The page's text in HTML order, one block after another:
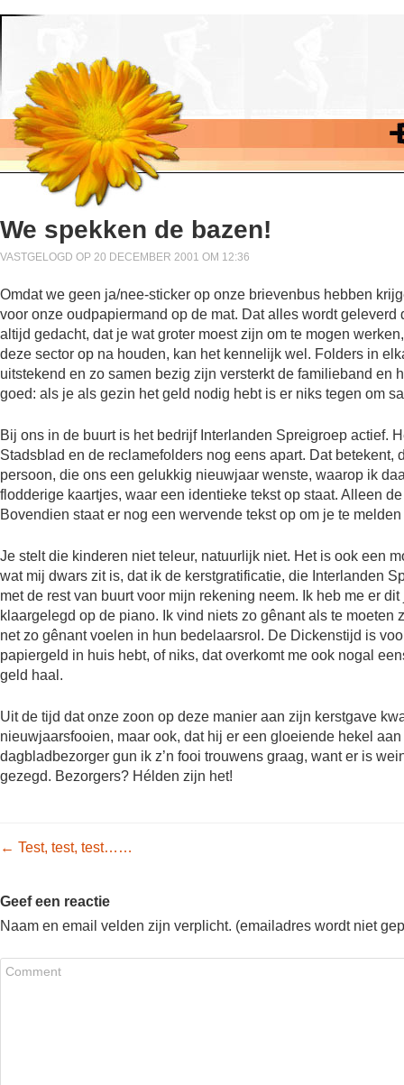
We spekken de bazen!
VASTGELOGD OP 20 DECEMBER 2001 OM 12:36
Omdat we geen ja/nee-sticker op onze brievenbus hebben
voor onze oudpapiermand op de mat. Dat alles wordt
altijd gedacht, dat je wat groter moest zijn om te mogen
deze sector op na houden, kan het kennelijk wel. Folders in
uitstekend en zo samen bezig zijn versterkt de familieband en
goed: als je als gezin het geld nodig hebt is er niks tegen om
Bij ons in de buurt is het bedrijf Interlanden Spreigroep actief.
Stadsblad en de reclamefolders nog eens apart. Dat
persoon, die ons een gelukkig nieuwjaar wenste, waarop ik
flodderige kaartjes, waar een identieke tekst op staat. Alleen
Bovendien staat er nog een wervende tekst op om je te
Je stelt die kinderen niet teleur, natuurlijk niet. Het is ook een
wat mij dwars zit is, dat ik de kerstgratificatie, die Interlanden
met de rest van buurt voor mijn rekening neem. Ik heb me er
klaargelegd op de piano. Ik vind niets zo gênant als te
net zo gênant voelen in hun bedelaarsrol. De Dickenstijd is
papiergeld in huis hebt, of niks, dat overkomt me ook nogal
geld haal.
Uit de tijd dat onze zoon op deze manier aan zijn kerstgave
nieuwjaarsfooien, maar ook, dat hij er een gloeiende hekel
dagbladbezorger gun ik z’n fooi trouwens graag, want er is
gezegd. Bezorgers? Hélden zijn het!
Post navigation
← Test, test, test……
Geef een reactie
Naam en email velden zijn verplicht. (emailadres wordt niet